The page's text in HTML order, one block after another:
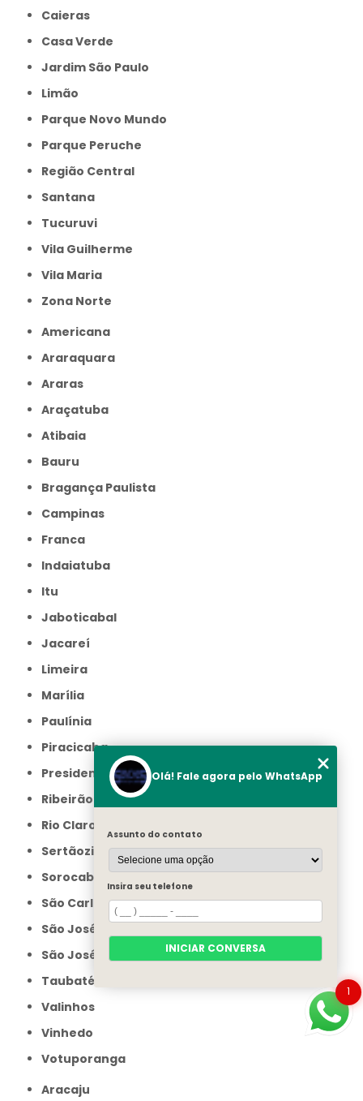
Caieras
Casa Verde
Jardim São Paulo
Limão
Parque Novo Mundo
Parque Peruche
Região Central
Santana
Tucuruvi
Vila Guilherme
Vila Maria
Zona Norte
Americana
Araraquara
Araras
Araçatuba
Atibaia
Bauru
Bragança Paulista
Campinas
Franca
Indaiatuba
Itu
Jaboticabal
Jacareí
Limeira
Marília
Paulínia
Piracicaba
Presidente Prudente
Ribeirão Preto
Rio Claro
Sertãozinho
Sorocaba
São Carlos
São José do Rio Preto
São José dos Campos
Taubaté
Valinhos
Vinhedo
Votuporanga
Aracaju
1
Olá! Fale agora pelo WhatsApp
Assunto do contato
Insira seu telefone
INICIAR CONVERSA